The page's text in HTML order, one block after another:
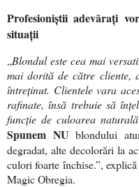
Profesioniștii adevărați
situații
„Blondul este cea mai
mai dorită de către cliente,
întreținut. Clientele vara
rafinate, însă trebuie să
funcție de culoarea
Spunem NU blondului
degradat, alte decolorări la
culori foarte închise.”,
Magic Obregia.